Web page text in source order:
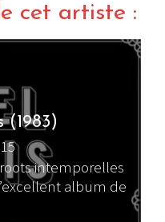
cet artiste :
(1983)
intemporelles
album de